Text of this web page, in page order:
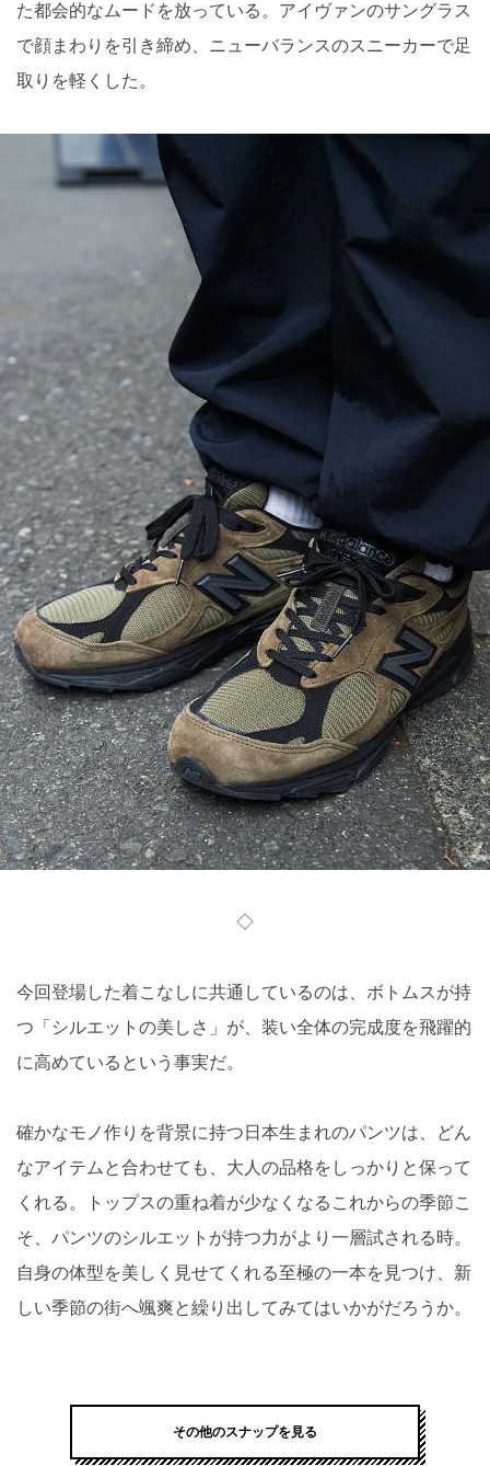
た都会的なムードを放っている。アイヴァンのサングラス
で顔まわりを引き締め、ニューバランスのスニーカーで足
取りを軽くした。
◇
今回登場した着こなしに共通しているのは、ボトムスが持
つ「シルエットの美しさ」が、装い全体の完成度を飛躍的
に高めているという事実だ。
確かなモノ作りを背景に持つ日本生まれのパンツは、どん
なアイテムと合わせても、大人の品格をしっかりと保って
くれる。トップスの重ね着が少なくなるこれからの季節こ
そ、パンツのシルエットが持つ力がより一層試される時。
自身の体型を美しく見せてくれる至極の一本を見つけ、新
しい季節の街へ颯爽と繰り出してみてはいかがだろうか。
その他のスナップを見る